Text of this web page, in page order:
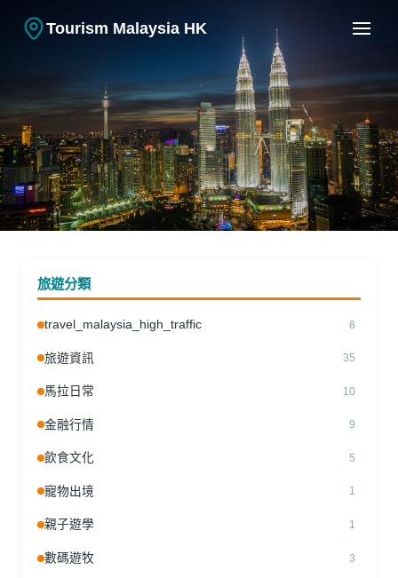
Tourism Malaysia HK
吉隆坡 vs 檳城：退休移居哪個城
市更適合？
25.02.2026 林雅詩
旅遊分類
travel_malaysia_high_traffic 8
旅遊資訊 35
馬拉日常 10
金融行情 9
飲食文化 5
寵物出境 1
親子遊學 1
數碼遊牧 3